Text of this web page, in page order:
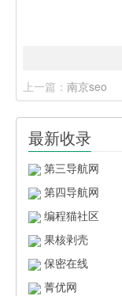
上一篇： 南京seo
最新收录
第三导航网
第四导航网
编程猫社区
果核剥壳
保密在线
菁优网